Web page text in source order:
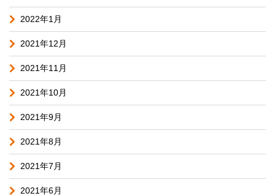
2022年1月
2021年12月
2021年11月
2021年10月
2021年9月
2021年8月
2021年7月
2021年6月